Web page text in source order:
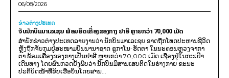
06/08/2026
ຂ່າວຕ່າງປະເທດ
ຈັບນັກບິນມາເລເຊຍ ພ້ອມຍຶດເຄື່ອງຂອງກາງ ຢາອີ ຫຼາຍກວ່າ 70,000 ເມັດ
ສຳນັກຂ່າວຕ່າງປະເທດລາຍງານວ່າ ນັກບິນມາເລເຊຍ ອາດຖືກໂທດປະຫານຊີວິດ
ຫຼັງຖືກຈັບກຸມຢູ່ສະໜາມບິນນານາຊາດ ຊູກາໂນ-ຮັດຕາ ໃນນະຄອນຫຼວງຈາກາ
ຕາ ພ້ອມເຄື່ອງຂອງກາງເປັນຢາອີ ຫຼາຍກວ່າ 70,000 ເມັດ ເຊື່ອງຢູ່ໃນກະເປົາ
ເດີນທາງ ໂດຍຜົນກວດຍັງພົບວ່າ ນັກບິນມີສານເສບຕິດໃນຮ່າງກາຍ ຂະນະ
ປະຕິບັດໜ້າທີ່ຂັບເຮືອບິນໂດຍສານ...